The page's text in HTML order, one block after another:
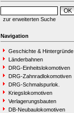
zur erweiterten Suche
Navigation
Geschichte & Hintergründe
Länderbahnen
DRG-Einheitslokomotiven
DRG-Zahnradlokomotiven
DRG-Schmalspurlok.
Kriegslokomotiven
Verlagerungsbauten
DB-Neubaulokomotiven